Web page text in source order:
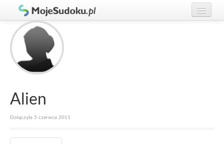
Graj w Sudoku!
Zasady Sudoku
Rankingi
Gracze
Alien
Dołączyła 5 czerwca 2011